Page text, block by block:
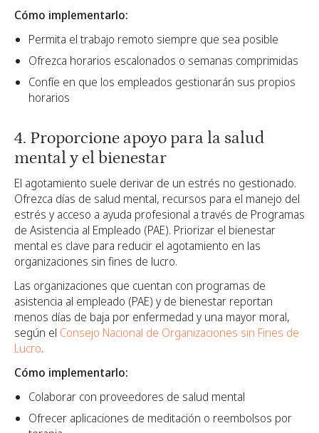
Cómo implementarlo:
Permita el trabajo remoto siempre que sea posible
Ofrezca horarios escalonados o semanas comprimidas
Confíe en que los empleados gestionarán sus propios
horarios
4. Proporcione apoyo para la salud
mental y el bienestar
El agotamiento suele derivar de un estrés no gestionado.
Ofrezca días de salud mental, recursos para el manejo del
estrés y acceso a ayuda profesional a través de Programas
de Asistencia al Empleado (PAE). Priorizar el bienestar
mental es clave para reducir el agotamiento en las
organizaciones sin fines de lucro.
Las organizaciones que cuentan con programas de
asistencia al empleado (PAE) y de bienestar reportan
menos días de baja por enfermedad y una mayor moral,
según el Consejo Nacional de Organizaciones sin Fines de
Lucro.
Cómo implementarlo:
Colaborar con proveedores de salud mental
Ofrecer aplicaciones de meditación o reembolsos por